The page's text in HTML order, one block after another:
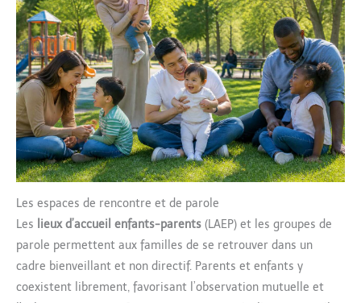
Les espaces de rencontre et de parole
Les lieux d’accueil enfants-parents (LAEP) et les groupes de
parole permettent aux familles de se retrouver dans un
cadre bienveillant et non directif. Parents et enfants y
coexistent librement, favorisant l’observation mutuelle et